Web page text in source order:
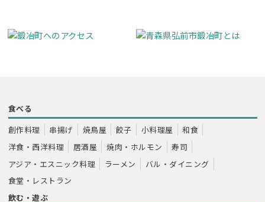
食べる
創作料理
串揚げ 焼鳥屋 餃子 小料理屋
和食
洋食・西洋料理
居酒屋 焼肉・ホルモン
寿司
アジア・エスニック料理
ラーメン
バル・ダイニング
食堂・レストラン
飲む・遊ぶ